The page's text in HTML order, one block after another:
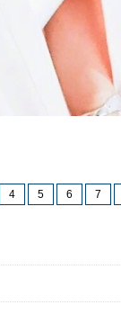
4 5 6 7